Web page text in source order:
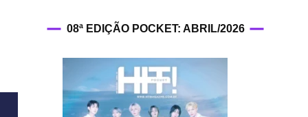
HIT!Hop
HIT!Leituras
08ª EDIÇÃO POCKET: ABRIL/2026